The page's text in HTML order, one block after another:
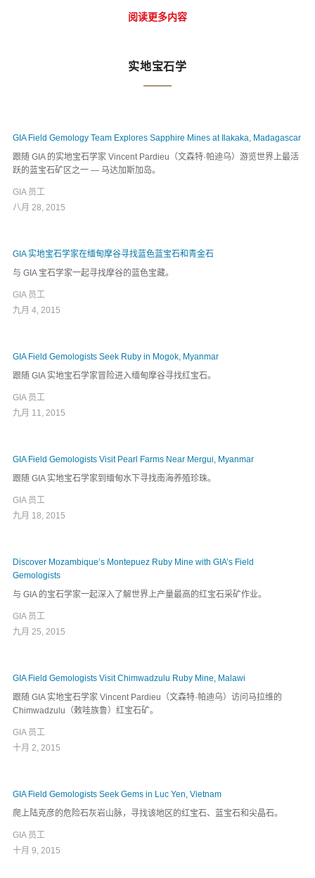
阅读更多内容
实地宝石学
GIA Field Gemology Team Explores Sapphire Mines at Ilakaka, Madagascar
跟随 GIA 的实地宝石学家 Vincent Pardieu（文森特·帕迪乌）游览世界上最活
跃的蓝宝石矿区之一 — 马达加斯加岛。
GIA 员工
八月 28, 2015
GIA 实地宝石学家在缅甸摩谷寻找蓝色蓝宝石和青​​金石
与 GIA 宝石学家一起寻找摩谷的蓝色宝藏。
GIA 员工
九月 4, 2015
GIA Field Gemologists Seek Ruby in Mogok, Myanmar
跟随 GIA 实地宝石学家冒险进入缅甸摩谷寻找红宝石。
GIA 员工
九月 11, 2015
GIA Field Gemologists Visit Pearl Farms Near Mergui, Myanmar
跟随 GIA 实地宝石学家到缅甸水下寻找南海养殖珍珠。
GIA 员工
九月 18, 2015
Discover Mozambique’s Montepuez Ruby Mine with GIA’s Field
Gemologists
与 GIA 的宝石学家一起深入了解世界上产量最高的红宝石采矿作业。
GIA 员工
九月 25, 2015
GIA Field Gemologists Visit Chimwadzulu Ruby Mine, Malawi
跟随 GIA 实地宝石学家 Vincent Pardieu（文森特·帕迪乌）访问马拉维的
Chimwadzulu（敕哇族鲁）红宝石矿。
GIA 员工
十月 2, 2015
GIA Field Gemologists Seek Gems in Luc Yen, Vietnam
爬上陆克彦的危险石灰岩山脉，寻找该地区的红宝石、蓝宝石和尖晶石。
GIA 员工
十月 9, 2015